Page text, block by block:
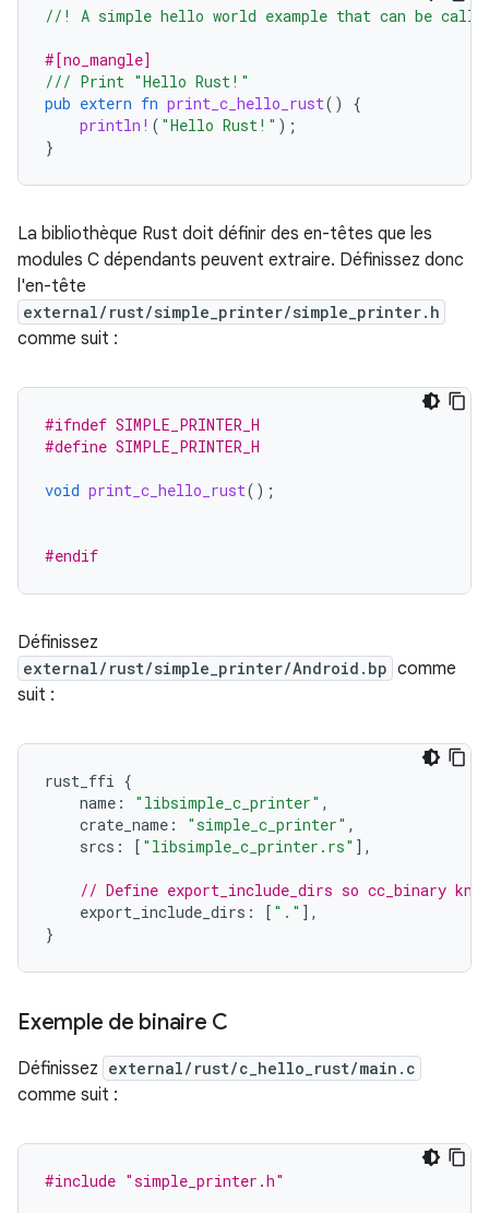
//! A simple hello world example that can be
#[no_mangle]
/// Print "Hello Rust!"
pub extern fn print_c_hello_rust()
{
println! ( "Hello Rust!" );
}
La bibliothèque Rust doit définir des en-têtes que les
modules C dépendants peuvent extraire. Définissez donc
l'en-tête
external/rust/simple_printer/simple_printer.h
comme suit :
#ifndef SIMPLE_PRINTER_H
#define SIMPLE_PRINTER_H
void print_c_hello_rust();
#endif
Définissez
external/rust/simple_printer/Android.bp comme
suit :
rust_ffi {
name : "libsimple_c_printer" ,
crate_name : "simple_c_printer" ,
srcs : [ "libsimple_c_printer.rs" ],
// Define export_include_dirs so cc_binary
export_include_dirs : [ "." ],
}
Exemple de binaire C
Définissez external/rust/c_hello_rust/main.c
comme suit :
#include "simple_printer.h"